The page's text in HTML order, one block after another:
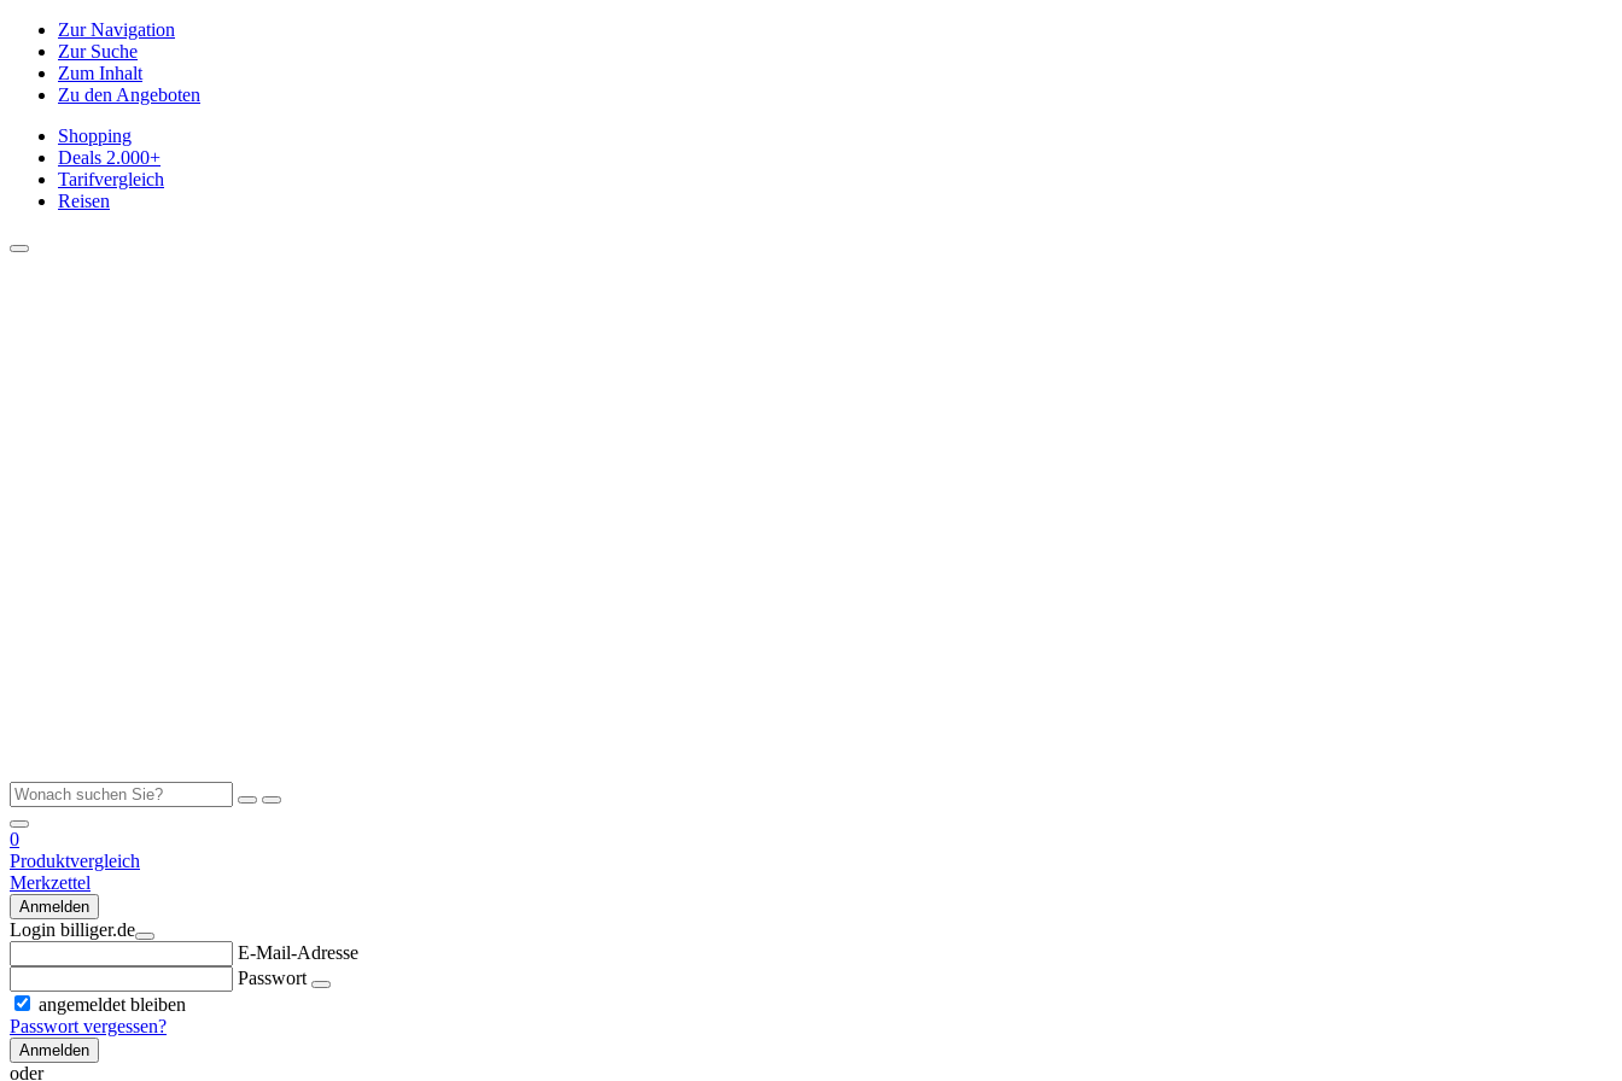
Zur Navigation
Zur Suche
Zum Inhalt
Zu den Angeboten
Shopping
Deals 2.000+
Tarifvergleich
Reisen
0
Produktvergleich
Merkzettel
Anmelden
Login billiger.de
E-Mail-Adresse
Passwort
angemeldet bleiben
Passwort vergessen?
Anmelden
oder